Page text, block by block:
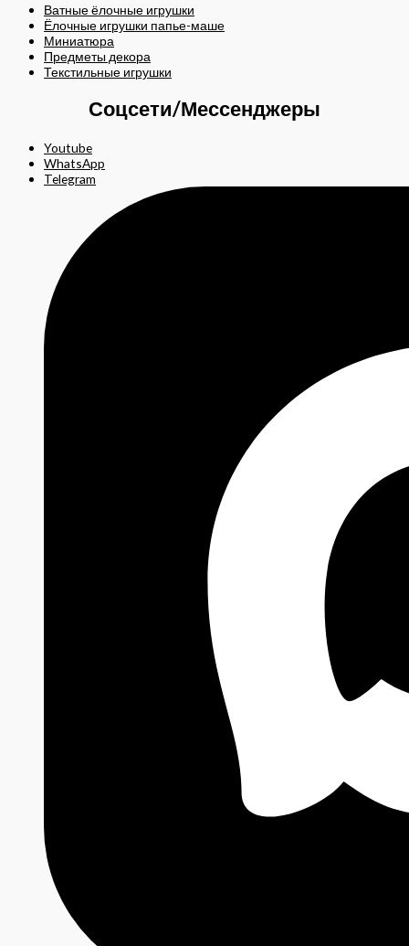
Ватные ёлочные игрушки
Ёлочные игрушки папье-маше
Миниатюра
Предметы декора
Текстильные игрушки
Соцсети/Мессенджеры
Youtube
WhatsApp
Telegram